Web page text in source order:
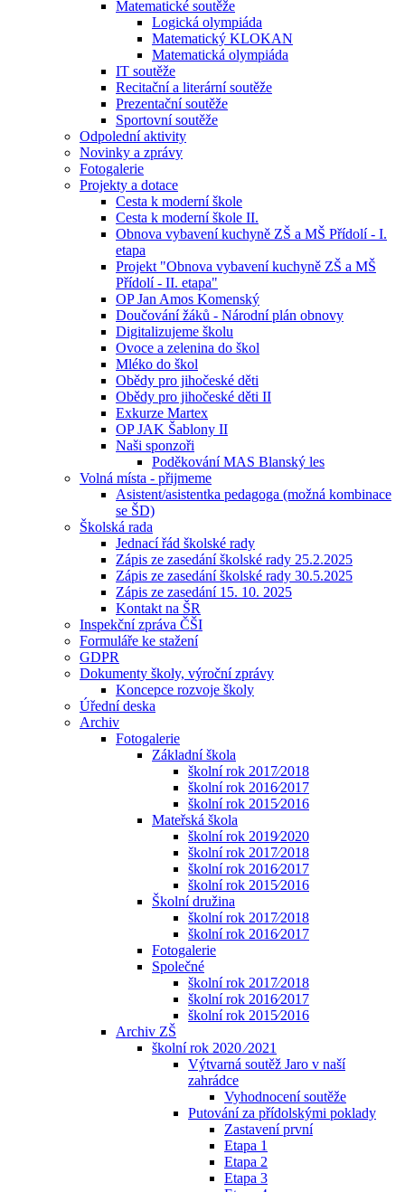
Matematické soutěže
Logická olympiáda
Matematický KLOKAN
Matematická olympiáda
IT soutěže
Recitační a literární soutěže
Prezentační soutěže
Sportovní soutěže
Odpolední aktivity
Novinky a zprávy
Fotogalerie
Projekty a dotace
Cesta k moderní škole
Cesta k moderní škole II.
Obnova vybavení kuchyně ZŠ a MŠ Přídolí - I.
etapa
Projekt "Obnova vybavení kuchyně ZŠ a MŠ
Přídolí - II. etapa"
OP Jan Amos Komenský
Doučování žáků - Národní plán obnovy
Digitalizujeme školu
Ovoce a zelenina do škol
Mléko do škol
Obědy pro jihočeské děti
Obědy pro jihočeské děti II
Exkurze Martex
OP JAK Šablony II
Naši sponzoři
Poděkování MAS Blanský les
Volná místa - přijmeme
Asistent/asistentka pedagoga (možná kombinace
se ŠD)
Školská rada
Jednací řád školské rady
Zápis ze zasedání školské rady 25.2.2025
Zápis ze zasedání školské rady 30.5.2025
Zápis ze zasedání 15. 10. 2025
Kontakt na ŠR
Inspekční zpráva ČŠI
Formuláře ke stažení
GDPR
Dokumenty školy, výroční zprávy
Koncepce rozvoje školy
Úřední deska
Archiv
Fotogalerie
Základní škola
školní rok 2017⁄2018
školní rok 2016⁄2017
školní rok 2015⁄2016
Mateřská škola
školní rok 2019⁄2020
školní rok 2017⁄2018
školní rok 2016⁄2017
školní rok 2015⁄2016
Školní družina
školní rok 2017⁄2018
školní rok 2016⁄2017
Fotogalerie
Společné
školní rok 2017⁄2018
školní rok 2016⁄2017
školní rok 2015⁄2016
Archiv ZŠ
školní rok 2020 ⁄2021
Výtvarná soutěž Jaro v naší
zahrádce
Vyhodnocení soutěže
Putování za přídolskými poklady
Zastavení první
Etapa 1
Etapa 2
Etapa 3